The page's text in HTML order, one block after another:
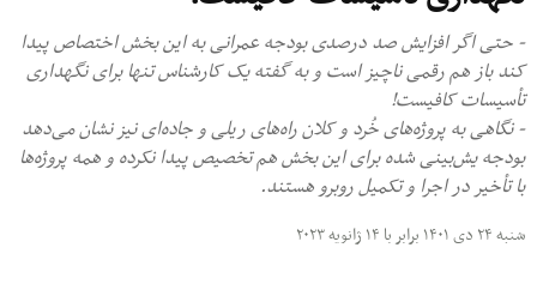
- حتی اگر افزایش صد درصدی بودجه عمرانی به این بخش اختصاص پیدا
کند باز هم رقمی ناچیز است و به گفته یک کارشناس تنها برای نگهداری
تأسیسات کافیست!
- نگاهی به پروژه‌های خُرد و کلان راه‌های ریلی و جاده‌ای نیز نشان می‌دهد
بودجه یش‌بینی شده برای این بخش هم تخصیص پیدا نکرده و همه پروژه‌ها
با تأخیر در اجرا و تکمیل روبرو هستند.
شنبه ۲۴ دی ۱۴۰۱ برابر با ۱۴ ژانویه ۲۰۲۳